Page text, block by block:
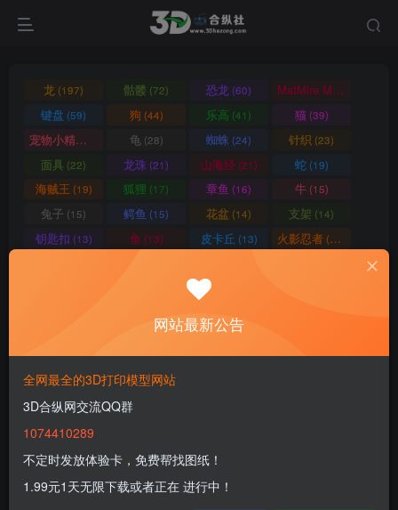
龙 (197) 骷髅 (72) 恐龙 (60) MatMire Makes
键盘 (59) 狗 (44) 乐高 (41) 猫(39)
宠物小精灵 龟(28) 蜘蛛 (24) 针织 (23)
面具 (22) 龙珠 (21) 山海经(21) 蛇(19)
海贼王 (19) 狐狸 (17) 章鱼 (16) 牛(15)
兔子 (15) 鳄鱼 (15) 花盆 (14) 支架 (14)
钥匙扣 (13) 鱼 (13) 皮卡丘 (13) 火影忍者 (13)
高达
笔筒
忍者神龟(9) 霸王龙(9)
蜥蜴(9) 圣诞
猴子(8)
河马(8) 犀牛(8)
三角龙(8) 灯光(8) 幽灵
网站最新公告
全网最全的3D打印模型网站
3D合纵网交流QQ群
1074410289
不定时发放体验卡，免费帮找图纸！
1.99元1天无限下载或者正在 进行中！